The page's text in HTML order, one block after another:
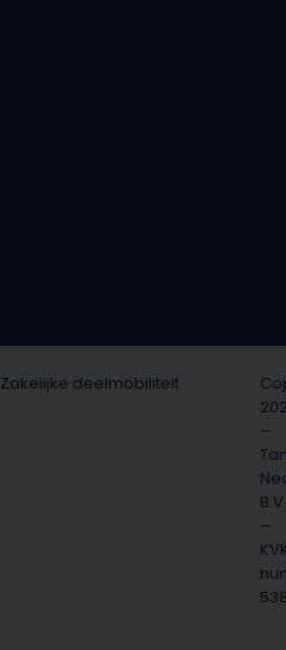
Zakelijke deelmobiliteit
–
B.V.
–